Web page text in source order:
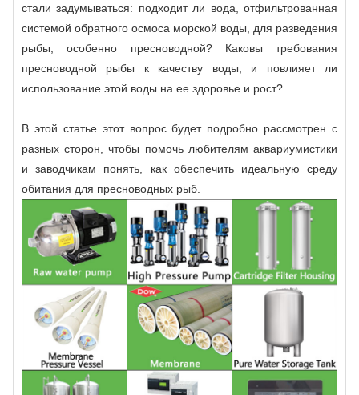
стали задумываться: подходит ли вода, отфильтрованная
системой обратного осмоса морской воды, для разведения
рыбы, особенно пресноводной? Каковы требования
пресноводной рыбы к качеству воды, и повлияет ли
использование этой воды на ее здоровье и рост?
В этой статье этот вопрос будет подробно рассмотрен с
разных сторон, чтобы помочь любителям аквариумистики
и заводчикам понять, как обеспечить идеальную среду
обитания для пресноводных рыб.